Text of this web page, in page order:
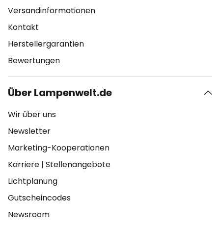
Versandinformationen
Kontakt
Herstellergarantien
Bewertungen
Über Lampenwelt.de
Wir über uns
Newsletter
Marketing-Kooperationen
Karriere | Stellenangebote
Lichtplanung
Gutscheincodes
Newsroom